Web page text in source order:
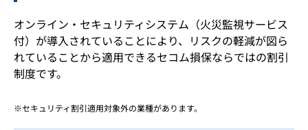
オンライン・セキュリティシステム（火災監視サービス
付）が導入されていることにより、リスクの軽減が図ら
れていることから適用できるセコム損保ならではの割引
制度です。
セキュリティ割引適用対象外の業種があります。